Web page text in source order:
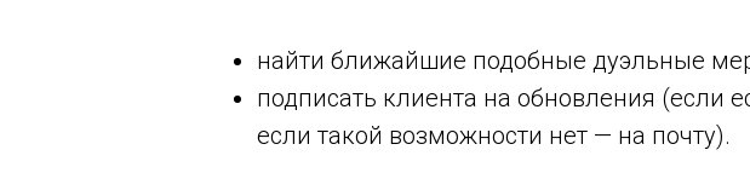
найти ближайшие подобные дуэльные
подписать клиента на обновления (если
если такой возможности нет — на почту).